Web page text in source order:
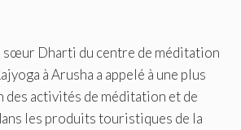
sœur Dharti du centre de méditation
à Arusha a appelé à une plus
activités de méditation et de
les produits touristiques de la